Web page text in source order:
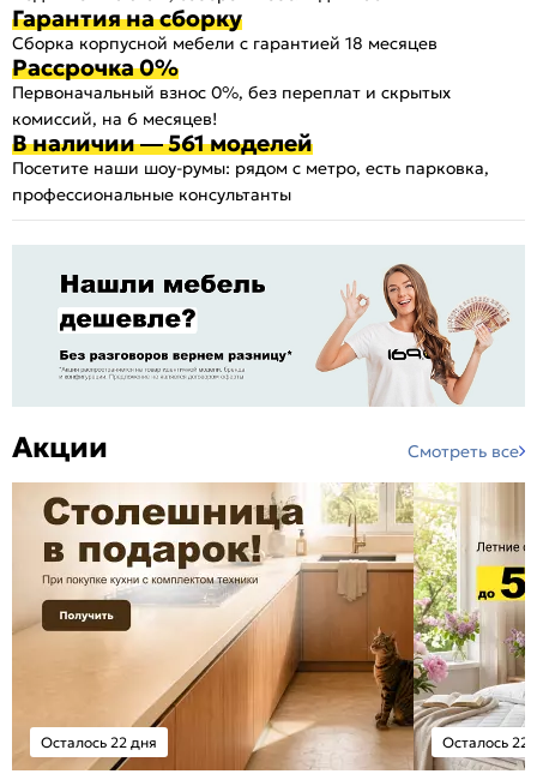
Гарантия на сборку
Сборка корпусной мебели с гарантией 18 месяцев
Рассрочка 0%
Первоначальный взнос 0%, без переплат и скрытых
комиссий, на 6 месяцев!
В наличии — 561 моделей
Посетите наши шоу-румы: рядом с метро, есть парковка,
профессиональные консультанты
Акции Смотреть все
Осталось 22 дня Осталось 22